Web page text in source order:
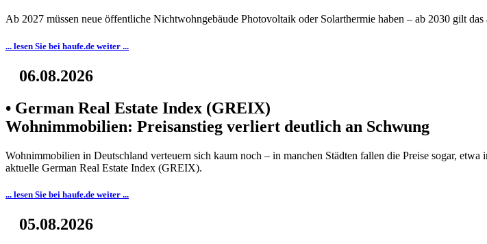
Ab 2027 müssen neue öffentliche Nichtwohngebäude Photovoltaik oder Solarthermie haben – ab 2030 gilt
... lesen Sie bei haufe.de weiter ...
06.08.2026
• German Real Estate Index (GREIX)
Wohnimmobilien: Preisanstieg verliert deutlich an Schwung
Wohnimmobilien in Deutschland verteuern sich kaum noch – in manchen Städten fallen die Preise sogar,
aktuelle German Real Estate Index (GREIX).
... lesen Sie bei haufe.de weiter ...
05.08.2026